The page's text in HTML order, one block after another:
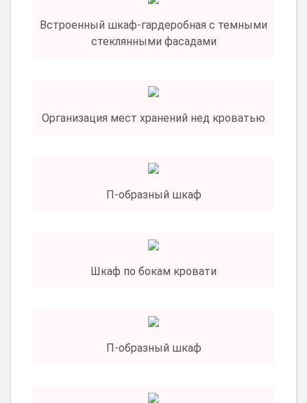
Встроенный шкаф-гардеробная с темными
стеклянными фасадами
Организация мест хранений нед кроватью
П-образный шкаф
Шкаф по бокам кровати
П-образный шкаф